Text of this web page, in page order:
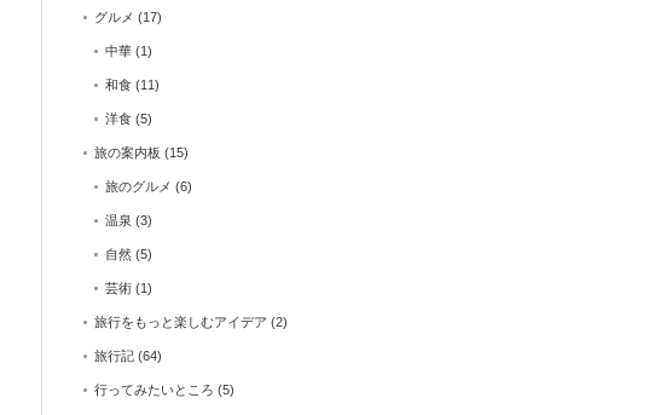
グルメ (17)
中華 (1)
和食 (11)
洋食 (5)
旅の案内板 (15)
旅のグルメ (6)
温泉 (3)
自然 (5)
芸術 (1)
旅行をもっと楽しむアイデア (2)
旅行記 (64)
行ってみたいところ (5)